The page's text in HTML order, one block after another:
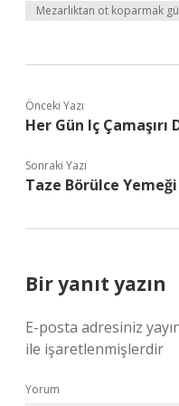
Mezarlıktan ot koparmak
Önceki Yazı
Her Gün Iç
Sonraki Yazı
Taze Börülce
Bir yanıt yazın
E-posta adresiniz
ile işaretlenmişlerdir
Yorum